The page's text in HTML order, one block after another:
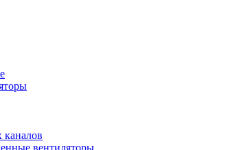
каналов
вентиляторы